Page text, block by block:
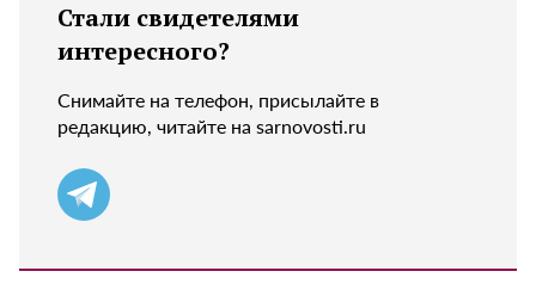
Стали свидетелями
интересного?
Снимайте на телефон, присылайте в
редакцию, читайте на sarnovosti.ru